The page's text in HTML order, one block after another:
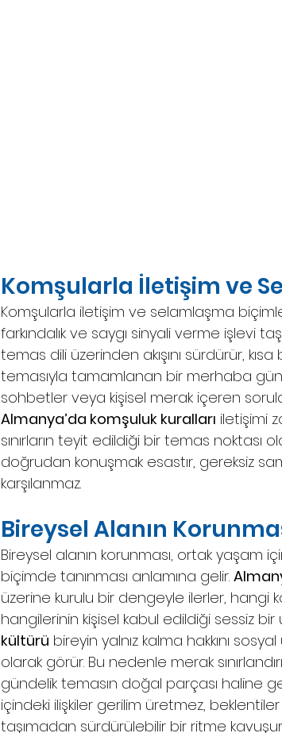
Komşularla İletişim ve
Komşularla iletişim ve selamlaşma
farkındalık ve saygı sinyali verme işlevi
temas dili üzerinden akışını sürdürür,
temasıyla tamamlanan bir merhaba
sohbetler veya kişisel merak içeren
Almanya’da komşuluk kuralları iletişimi
sınırların teyit edildiği bir temas
doğrudan konuşmak esastır, gereksiz
karşılanmaz.
Bireysel Alanın
Bireysel alanın korunması, ortak yaşam
biçimde tanınması anlamına gelir.
üzerine kurulu bir dengeyle ilerler, hangi
hangilerinin kişisel kabul edildiği sessiz bir
kültürü bireyin yalnız kalma hakkını
olarak görür. Bu nedenle merak
gündelik temasın doğal parçası haline
içindeki ilişkiler gerilim üretmez,
taşımadan sürdürülebilir bir ritme